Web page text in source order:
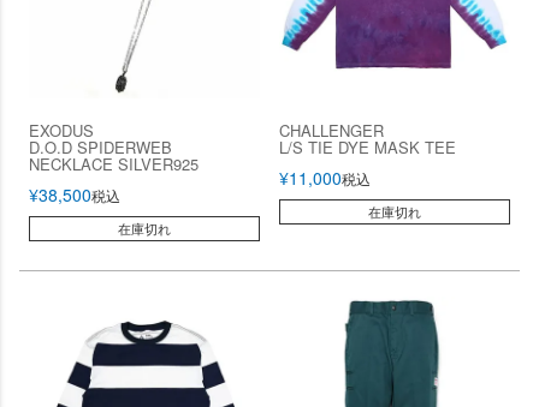
EXODUS
D.O.D SPIDERWEB
NECKLACE SILVER925
¥38,500税込
在庫切れ
CHALLENGER
L/S TIE DYE MASK TEE
¥11,000税込
在庫切れ